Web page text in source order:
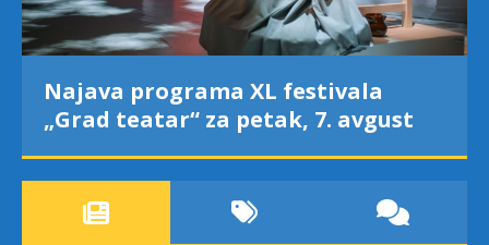
Najava programa XL festivala
„Grad teatar“ za petak, 7. avgust